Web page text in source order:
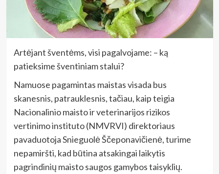
Artėjant šventėms, visi pagalvojame: – ką
patieksime šventiniam stalui?
Namuose pagamintas maistas visada bus
skanesnis, patrauklesnis, tačiau, kaip teigia
Nacionalinio maisto ir veterinarijos rizikos
vertinimo instituto (NMVRVI) direktoriaus
pavaduotoja Snieguolė Ščeponavičienė, turime
nepamiršti, kad būtina atsakingai laikytis
pagrindinių maisto saugos gamybos taisyklių.